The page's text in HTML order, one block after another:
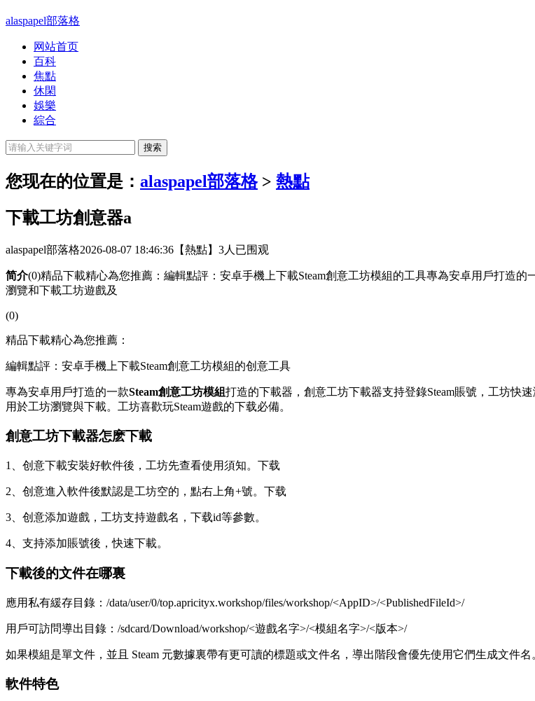
alaspapel部落格
网站首页
百科
焦點
休閑
娛樂
綜合
您现在的位置是： alaspapel部落格> 熱點
下載工坊創意器a
alaspapel部落格2026-08-07 18:46:36 【熱點】 3人已围观
简介(0)精品下載精心為您推薦：編輯點評：安卓手機上下載Steam創意工坊模組的工具專為安卓用戶打造
瀏覽和下載工坊遊戲及
(0)
精品下載精心為您推薦：
編輯點評：安卓手機上下載Steam創意工坊模組的创意工具
專為安卓用戶打造的一款Steam創意工坊模組打造的下載器，創意工坊下載器支持登錄Steam賬號，工坊快
用於工坊瀏覽與下載。工坊喜歡玩Steam遊戲的下载必備。
創意工坊下載器怎麽下載
1、创意下載安裝好軟件後，工坊先查看使用須知。下载
2、创意進入軟件後默認是工坊空的，點右上角+號。下载
3、创意添加遊戲，工坊支持遊戲名，下载id等參數。
4、支持添加賬號後，快速下載。
下載後的文件在哪裏
應用私有緩存目錄：/data/user/0/top.apricityx.workshop/files/workshop/<AppID>/<PublishedFileId>/
用戶可訪問導出目錄：/sdcard/Download/workshop/<遊戲名字>/<模組名字>/<版本>/
如果模組是單文件，並且 Steam 元數據裏帶有更可讀的標題或文件名，導出階段會優先使用它們生成文件
軟件特色